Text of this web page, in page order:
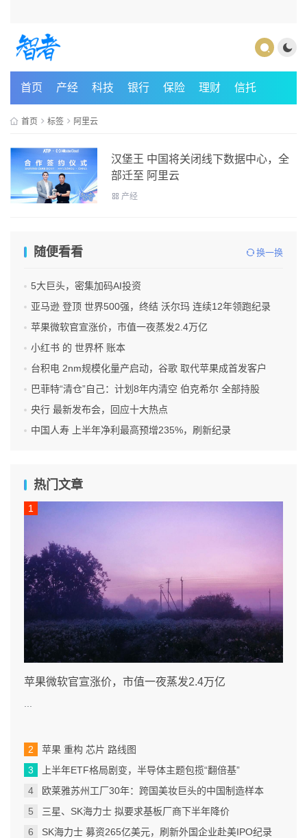
首页 产经 科技 银行 保险 理财 信托
首页 标签 阿里云
汉堡王 中国将关闭线下数据中心，全
部迁至 阿里云
产经
随便看看 换一换
5大巨头，密集加码AI投资
亚马逊 登顶 世界500强，终结 沃尔玛 连续12年领跑纪录
苹果微软官宣涨价，市值一夜蒸发2.4万亿
小红书 的 世界杯 账本
台积电 2nm规模化量产启动，谷歌 取代苹果成首发客户
巴菲特“清仓”自己：计划8年内清空 伯克希尔 全部持股
央行 最新发布会，回应十大热点
中国人寿 上半年净利最高预增235%，刷新纪录
热门文章
苹果微软官宣涨价，市值一夜蒸发2.4万亿
苹果 重构 芯片 路线图
上半年ETF格局剧变，半导体主题包揽“翻倍基”
欧莱雅苏州工厂30年：跨国美妆巨头的中国制造样本
三星、SK海力士 拟要求基板厂商下半年降价
SK海力士 募资265亿美元，刷新外国企业赴美IPO纪录